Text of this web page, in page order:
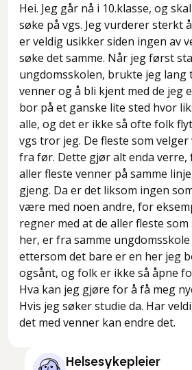
Hei. Jeg går nå i 10.klasse, og
søke på vgs. Jeg vurderer sterkt
er veldig usikker siden ingen av
søke det samme. Når jeg først
ungdomsskolen, brukte jeg lang
venner og å bli kjent med de jeg
bor på et ganske lite sted hvor
alle, og det er ikke så ofte folk
vgs tror jeg. De fleste som
fra før. Dette gjør alt enda verre,
aller fleste venner på samme
gjeng. Da er det liksom ingen
være med noen andre, for
regner med at de aller fleste
her, er fra samme ungdomsskole
ettersom det bare er en her jeg
ogsånt, og folk er ikke så åpne
Hva kan jeg gjøre for å få meg
Hvis jeg søker studie da. Har
det med venner kan endre det.
Helsesykepleier